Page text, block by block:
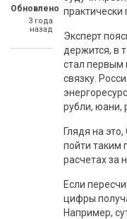
Обновлено
3 года
назад
практически
Эксперт
держится, в
стал первым
связку.
рубли, юани,
Глядя на
пойти таким
расчетах за
Если
цифры
Например,